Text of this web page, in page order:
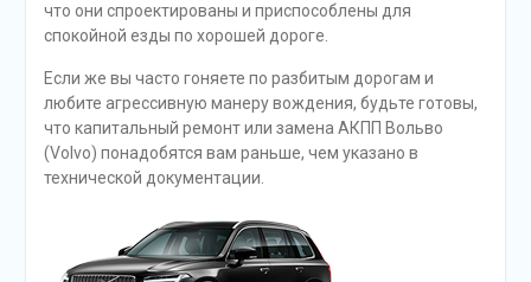
что они спроектированы и приспособлены для
спокойной езды по хорошей дороге.
Если же вы часто гоняете по разбитым дорогам и
любите агрессивную манеру вождения, будьте готовы,
что капитальный ремонт или замена АКПП Вольво
(Volvo) понадобятся вам раньше, чем указано в
технической документации.